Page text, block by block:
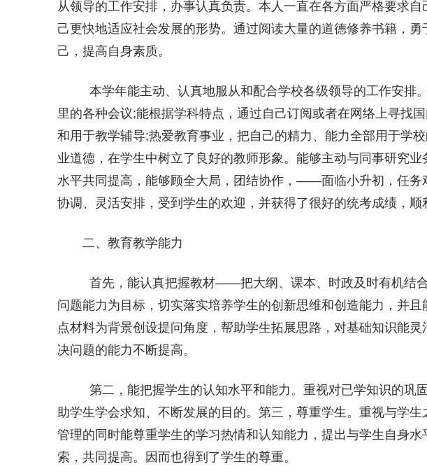
从领导的工作安排，办事认真负责。本人一直在各方面严格要求
己更快地适应社会发展的形势。通过阅读大量的道德修养书籍，
己，提高自身素质。
本学年能主动、认真地服从和配合学校各级领导的工作安排
里的各种会议;能根据学科特点，通过自己订阅或者在网络上寻找
和用于教学辅导;热爱教育事业，把自己的精力、能力全部用于学
业道德，在学生中树立了良好的教师形象。能够主动与同事研究
水平共同提高，能够顾全大局，团结协作，——面临小升初，任务
协调、灵活安排，受到学生的欢迎，并获得了很好的统考成绩，顺
二、教育教学能力
首先，能认真把握教材——把大纲、课本、时政及时有机结
问题能力为目标，切实落实培养学生的创新思维和创造能力，并
点材料为背景创设提问角度，帮助学生拓展思路，对基础知识能
决问题的能力不断提高。
第二，能把握学生的认知水平和能力。重视对已学知识的巩
助学生学会求知、不断发展的目的。第三，尊重学生。重视与学
管理的同时能尊重学生的学习热情和认知能力，提出与学生自身
索，共同提高。因而也得到了学生的尊重。